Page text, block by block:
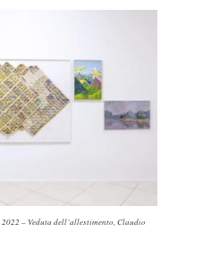
– Veduta dell’allestimento, Claudio